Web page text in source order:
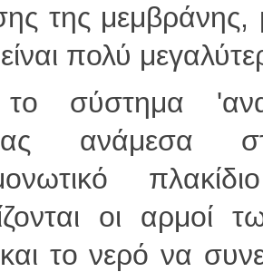
της μεμβράνης,
πολύ
σύστημα
ανάμεσα
οι αρμοί
το νερό να